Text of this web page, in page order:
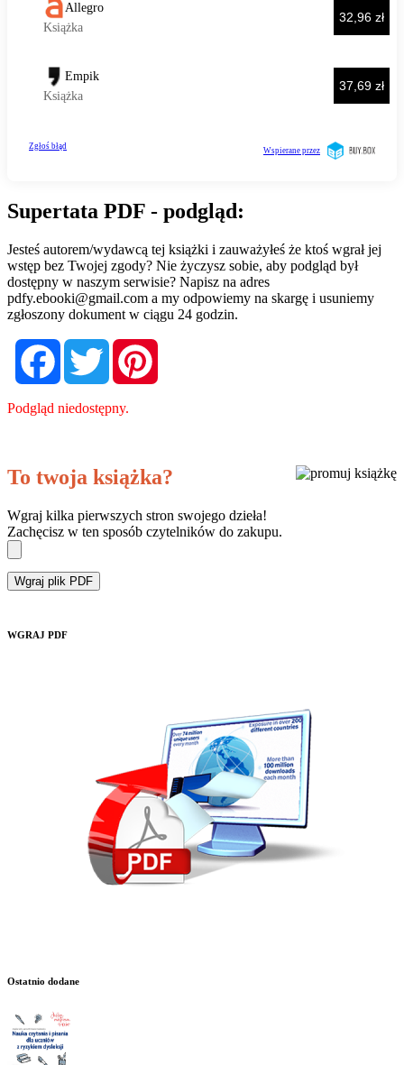
Supertata PDF - podgląd:
Jesteś autorem/wydawcą tej książki i zauważyłeś że ktoś wgrał jej
wstęp bez Twojej zgody? Nie życzysz sobie, aby podgląd był
dostępny w naszym serwisie? Napisz na adres
pdfy.ebooki@gmail.com a my odpowiemy na skargę i usuniemy
zgłoszony dokument w ciągu 24 godzin.
FacebookTwitter
Podgląd niedostępny.
To twoja książka?
Wgraj kilka pierwszych stron swojego dzieła!
Zachęcisz w ten sposób czytelników do zakupu.
Wgraj plik PDF
WGRAJ PDF
Ostatnio dodane